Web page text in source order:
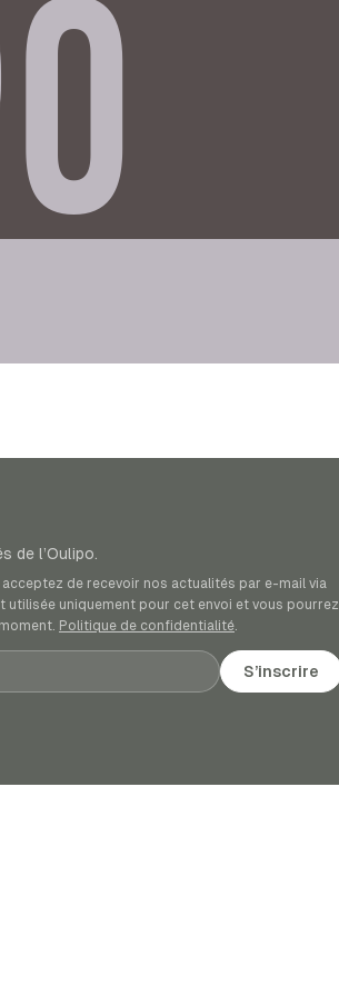
de l’Oulipo.
acceptez de recevoir nos actualités par e-mail via
utilisée uniquement pour cet envoi et vous pourrez
Politique de confidentialité.
S’inscrire